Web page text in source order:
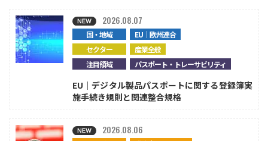
国・地域
EU｜欧州連合
セクター
産業全般
注目領域
パスポート・トレーサビリティ
2026.08.07
EU｜デジタル製品パスポートに関する登録簿実
施手続き規則と関連整合規格
2026.08.06